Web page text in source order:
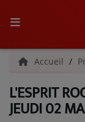
ACCUEIL
RADIO
Accueil
L'ESPRIT
JEUDI 02